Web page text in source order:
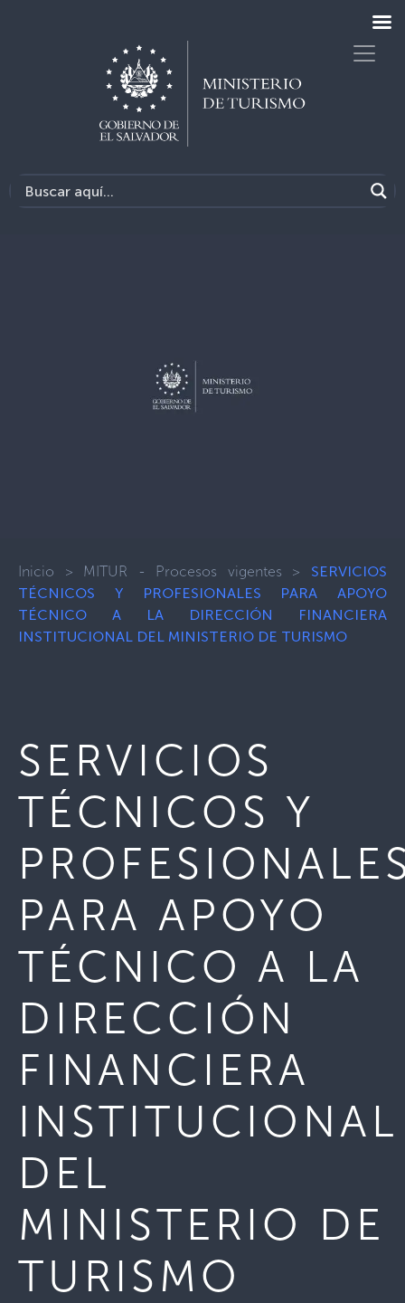
Inicio > MITUR - Procesos vigentes > SERVICIOS
TÉCNICOS Y PROFESIONALES PARA APOYO
TÉCNICO A LA DIRECCIÓN FINANCIERA
INSTITUCIONAL DEL MINISTERIO DE TURISMO
SERVICIOS
TÉCNICOS Y
PARA APOYO
TÉCNICO A LA
DIRECCIÓN
FINANCIERA
INSTITUCIONAL
DEL
MINISTERIO DE
TURISMO